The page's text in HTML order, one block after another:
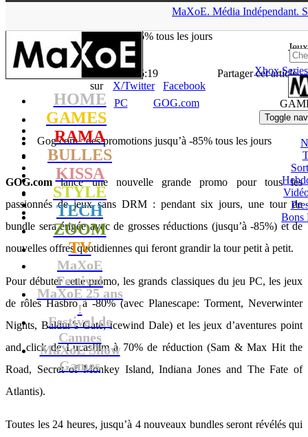
MaXoE. Média Indépendant.
HOME
GAMES
RAMA
BULLES
KISSA
STYLE
TECH
ZOOM
TV
MaXoE
Festival
MaXoE 25 ans
!
Festival de
Cannes
MaXoE Show
Games
Jeux
Xbox
Toggle
Bons
jusqu’à -85% tous les jours
- 14.04.15, 15:19
Partager cet article
sur
X/Twitter
Facebook
PC
GOG.com
Gog.com : des promotions jusqu’à -85% tous les jours
GOG.com lance une nouvelle grande promo pour tous les
passionnés de jeux sans DRM : pendant six jours, une tour de
bundle sera érigée avec de grosses réductions (jusqu’à -85%) et de
nouvelles offres quotidiennes qui feront grandir la tour petit à petit.
Pour débuter cette promo, les grands classiques du jeu PC, les jeux
de rôles Hasbro à -80% (avec Planescape: Torment, Neverwinter
Nights, Baldur’s Gate, Icewind Dale) et les jeux d’aventures point
and click de Lucasfilm à 70% de réduction (Sam & Max Hit the
Road, Secret of Monkey Island, Indiana Jones and The Fate of
Atlantis).
Toutes les 24 heures, jusqu’à 4 nouveaux bundles seront révélés qui